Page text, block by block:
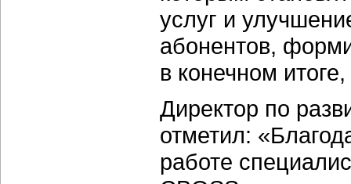
услуг и
абонентов,
в конечном
Директор по
отметил:
работе